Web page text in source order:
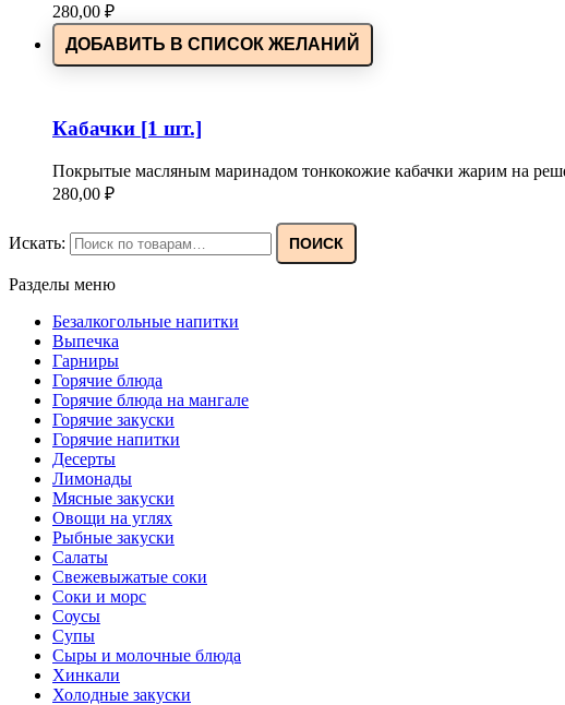
280,00 ₽
ДОБАВИТЬ В СПИСОК ЖЕЛАНИЙ
Кабачки [1 шт.]
Покрытые масляным маринадом тонкокожие кабачки жарим на
280,00 ₽
Искать: ПОИСК
Разделы меню
Безалкогольные напитки
Выпечка
Гарниры
Горячие блюда
Горячие блюда на мангале
Горячие закуски
Горячие напитки
Десерты
Лимонады
Мясные закуски
Овощи на углях
Рыбные закуски
Салаты
Свежевыжатые соки
Соки и морс
Соусы
Супы
Сыры и молочные блюда
Хинкали
Холодные закуски